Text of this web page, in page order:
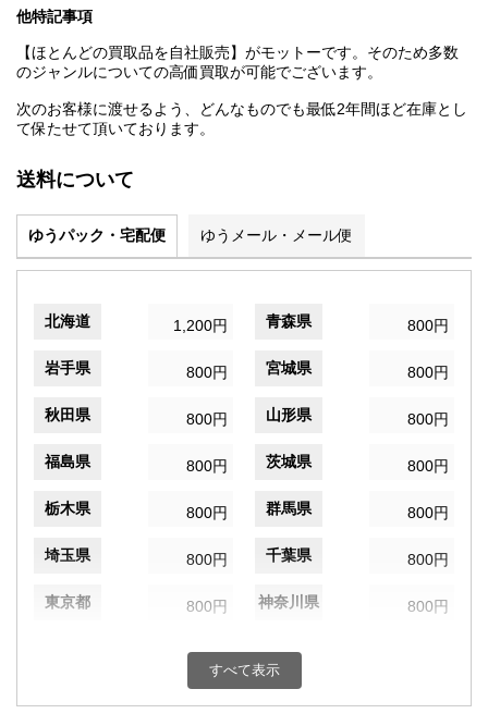
他特記事項
【ほとんどの買取品を自社販売】がモットーです。そのため多数
のジャンルについての高価買取が可能でございます。
次のお客様に渡せるよう、どんなものでも最低2年間ほど在庫とし
て保たせて頂いております。
送料について
ゆうパック・宅配便 ゆうメール・メール便
北海道 1,200円 青森県 800円
岩手県 800円 宮城県 800円
秋田県 800円 山形県 800円
福島県 800円 茨城県 800円
栃木県 800円 群馬県 800円
埼玉県 800円 千葉県 800円
東京都 800円 神奈川県 800円
800円 富山県
すべて表示